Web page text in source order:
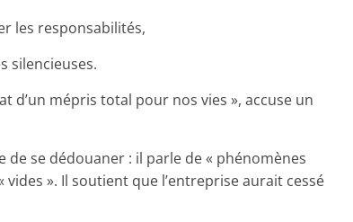
les responsabilités,
silencieuses.
d’un mépris total pour nos vies », accuse un
se dédouaner : il parle de « phénomènes
». Il soutient que l’entreprise aurait cessé